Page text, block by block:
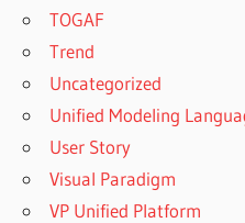
TOGAF
Trend
Uncategorized
Unified Modeling
User Story
Visual Paradigm
VP Unified Platform